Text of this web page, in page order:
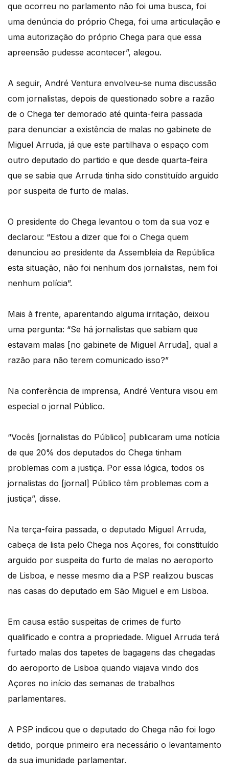
que ocorreu no parlamento não foi uma busca, foi
uma denúncia do próprio Chega, foi uma articulação e
uma autorização do próprio Chega para que essa
apreensão pudesse acontecer”, alegou.
A seguir, André Ventura envolveu-se numa discussão
com jornalistas, depois de questionado sobre a razão
de o Chega ter demorado até quinta-feira passada
para denunciar a existência de malas no gabinete de
Miguel Arruda, já que este partilhava o espaço com
outro deputado do partido e que desde quarta-feira
que se sabia que Arruda tinha sido constituído arguido
por suspeita de furto de malas.
O presidente do Chega levantou o tom da sua voz e
declarou: “Estou a dizer que foi o Chega quem
denunciou ao presidente da Assembleia da República
esta situação, não foi nenhum dos jornalistas, nem foi
nenhum polícia”.
Mais à frente, aparentando alguma irritação, deixou
uma pergunta: “Se há jornalistas que sabiam que
estavam malas [no gabinete de Miguel Arruda], qual a
razão para não terem comunicado isso?”
Na conferência de imprensa, André Ventura visou em
especial o jornal Público.
“Vocês [jornalistas do Público] publicaram uma notícia
de que 20% dos deputados do Chega tinham
problemas com a justiça. Por essa lógica, todos os
jornalistas do [jornal] Público têm problemas com a
justiça”, disse.
Na terça-feira passada, o deputado Miguel Arruda,
cabeça de lista pelo Chega nos Açores, foi constituído
arguido por suspeita do furto de malas no aeroporto
de Lisboa, e nesse mesmo dia a PSP realizou buscas
nas casas do deputado em São Miguel e em Lisboa.
Em causa estão suspeitas de crimes de furto
qualificado e contra a propriedade. Miguel Arruda terá
furtado malas dos tapetes de bagagens das chegadas
do aeroporto de Lisboa quando viajava vindo dos
Açores no início das semanas de trabalhos
parlamentares.
A PSP indicou que o deputado do Chega não foi logo
detido, porque primeiro era necessário o levantamento
da sua imunidade parlamentar.